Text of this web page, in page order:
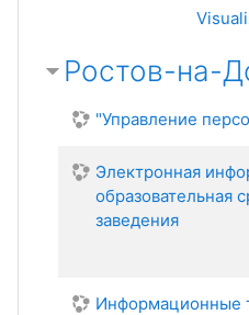
Ростов-на-
"Управление
Электронная
образовательная
заведения
Информационные